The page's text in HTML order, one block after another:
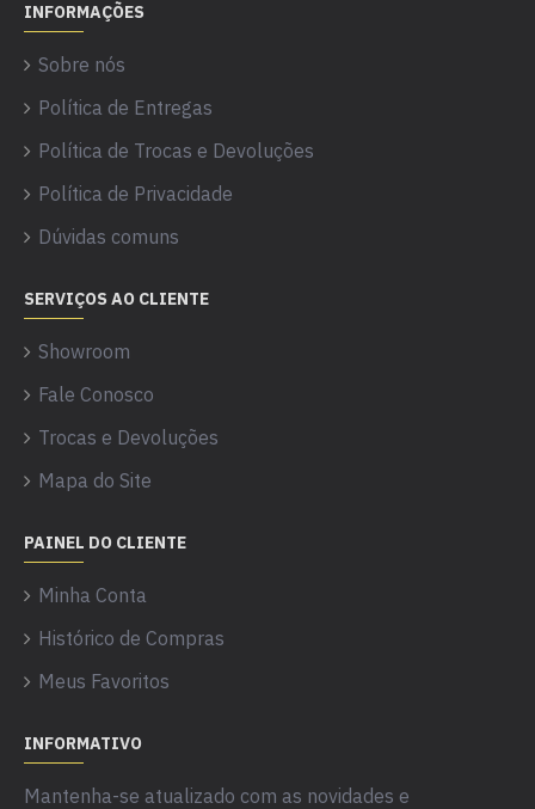
INFORMAÇÕES
Sobre nós
Política de Entregas
Política de Trocas e Devoluções
Política de Privacidade
Dúvidas comuns
SERVIÇOS AO CLIENTE
Showroom
Fale Conosco
Trocas e Devoluções
Mapa do Site
PAINEL DO CLIENTE
Minha Conta
Histórico de Compras
Meus Favoritos
INFORMATIVO
Mantenha-se atualizado com as novidades e